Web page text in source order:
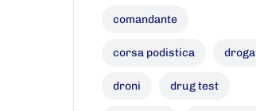
comandante
corsa podistica droga
droni drug test